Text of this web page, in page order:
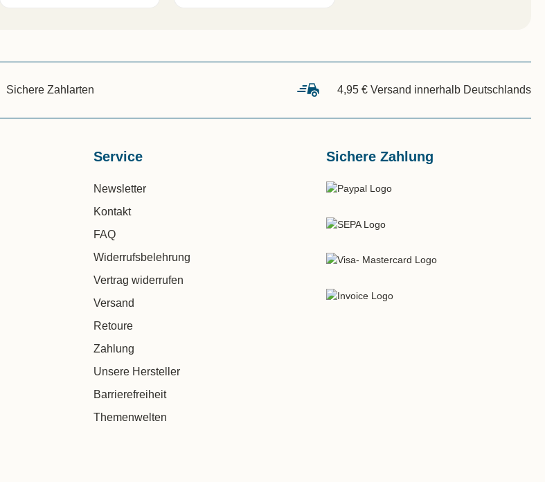
Sichere Zahlarten 4,95 € Versand innerhalb Deutschlands
Service
Newsletter
Kontakt
FAQ
Widerrufsbelehrung
Vertrag widerrufen
Versand
Retoure
Zahlung
Unsere Hersteller
Barrierefreiheit
Themenwelten
Sichere Zahlung